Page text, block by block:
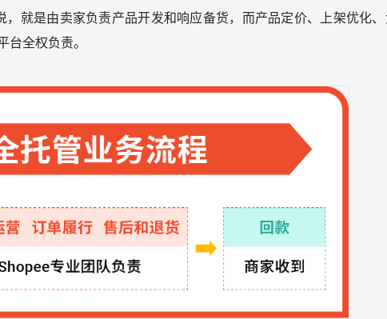
就是由卖家负责产品开发和响应备货，而产品定价、上架优化、
台全权负责。